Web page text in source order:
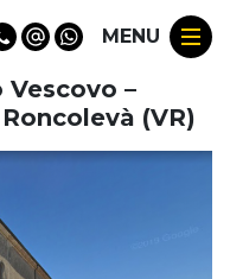
MENU
Vescovo –
(VR)